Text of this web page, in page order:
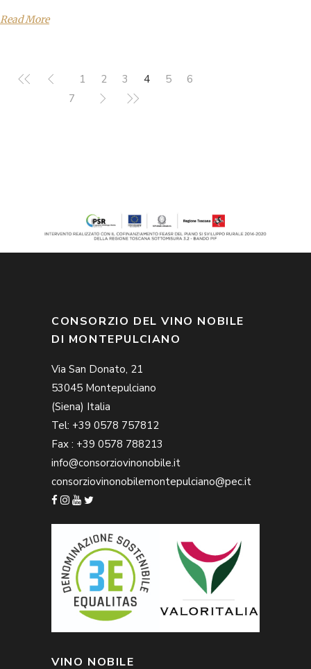
Read More
1 2 3 4 5
6
7
CONSORZIO DEL VINO NOBILE
DI MONTEPULCIANO
Via San Donato, 21
53045 Montepulciano
(Siena) Italia
Tel: +39 0578 757812
Fax : +39 0578 788213
info@consorziovinonobile.it
consorziovinonobilemontepulciano@pec.it
VINO NOBILE